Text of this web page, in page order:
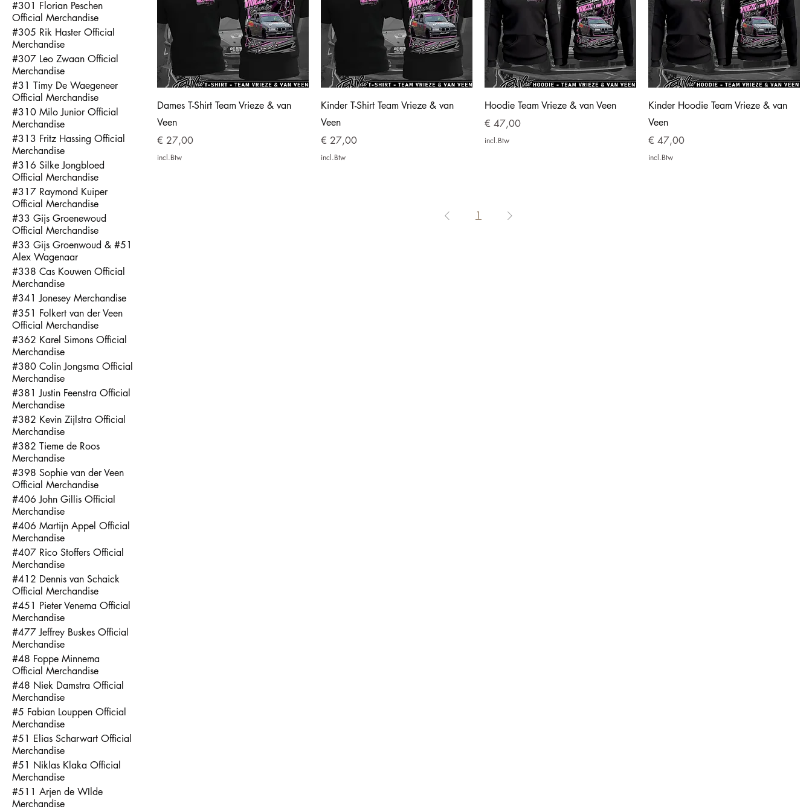
#301 Florian Peschen
Official Merchandise
#305 Rik Haster Official
Merchandise
#307 Leo Zwaan Official
Merchandise
#31 Timy De Waegeneer
Official Merchandise
#310 Milo Junior Official
Merchandise
#313 Fritz Hassing Official
Merchandise
#316 Silke Jongbloed
Official Merchandise
#317 Raymond Kuiper
Official Merchandise
#33 Gijs Groenewoud
Official Merchandise
#33 Gijs Groenwoud & #51
Alex Wagenaar
#338 Cas Kouwen Official
Merchandise
#341 Jonesey Merchandise
#351 Folkert van der Veen
Official Merchandise
#362 Karel Simons Official
Merchandise
#380 Colin Jongsma Official
Merchandise
#381 Justin Feenstra Official
Merchandise
#382 Kevin Zijlstra Official
Merchandise
#382 Tieme de Roos
Merchandise
#398 Sophie van der Veen
Official Merchandise
#406 John Gillis Official
Merchandise
#406 Martijn Appel Official
Merchandise
#407 Rico Stoffers Official
Merchandise
#412 Dennis van Schaick
Official Merchandise
#451 Pieter Venema Official
Merchandise
#477 Jeffrey Buskes Official
Merchandise
#48 Foppe Minnema
Official Merchandise
#48 Niek Damstra Official
Merchandise
#5 Fabian Louppen Official
Merchandise
#51 Elias Scharwart Official
Merchandise
#51 Niklas Klaka Official
Merchandise
#511 Arjen de WIlde
Merchandise
Dames T-Shirt Team Vrieze & van
Veen
Prijs
€ 27,00
incl.Btw
Kinder T-Shirt Team Vrieze & van
Veen
Prijs
€ 27,00
incl.Btw
Hoodie Team Vrieze & van Veen
Prijs
€ 47,00
incl.Btw
Kinder Hoodie Team Vrieze & van
Veen
Prijs
€ 47,00
incl.Btw
1